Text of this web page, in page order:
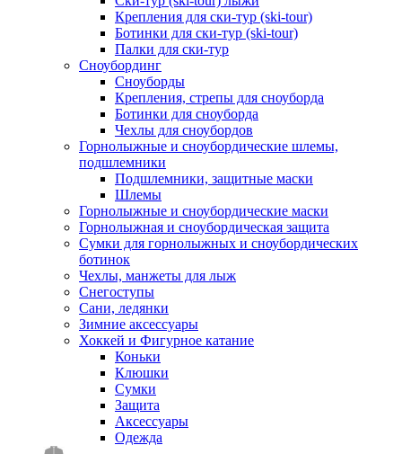
Крепления для ски-тур (ski-tour)
Ботинки для ски-тур (ski-tour)
Палки для ски-тур
Сноубординг
Сноуборды
Крепления, стрепы для сноуборда
Ботинки для сноуборда
Чехлы для сноубордов
Горнолыжные и сноубордические шлемы,
подшлемники
Подшлемники, защитные маски
Шлемы
Горнолыжные и сноубордические маски
Горнолыжная и сноубордическая защита
Сумки для горнолыжных и сноубордических
ботинок
Чехлы, манжеты для лыж
Снегоступы
Сани, ледянки
Зимние аксессуары
Хоккей и Фигурное катание
Коньки
Клюшки
Сумки
Защита
Аксессуары
Одежда